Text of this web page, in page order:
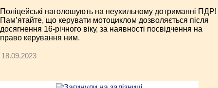
Поліцейські наголошують на неухильному дотриманні ПДР!
Пам’ятайте, що керувати мотоциклом дозволяється після
досягнення 16-річного віку, за наявності посвідчення на
право керування ним.
18.09.2023